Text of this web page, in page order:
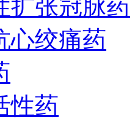
扩张冠脉药
心绞痛药
性药